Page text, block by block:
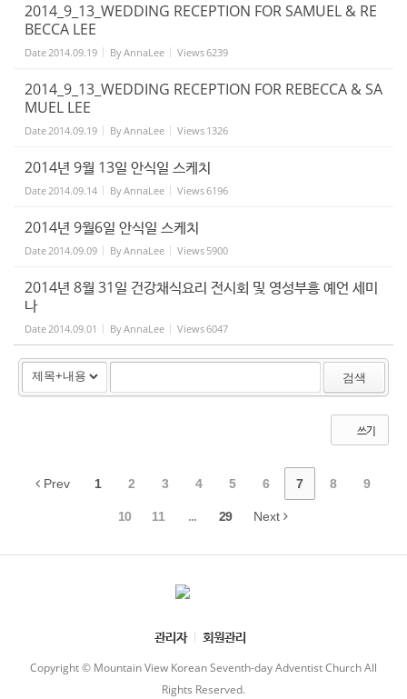
2014_9_13_WEDDING RECEPTION FOR SAMUEL & RE
BECCA LEE
Date2014.09.19 ByAnnaLee Views6239
2014_9_13_WEDDING RECEPTION FOR REBECCA & SA
MUEL LEE
Date2014.09.19 ByAnnaLee Views 1326
2014년 9월 13일 안식일 스케치
Date2014.09.14 ByAnnaLee Views6196
2014년 9월6일 안식일 스케치
Date2014.09.09 ByAnnaLee Views 5900
2014년 8월 31일 건강채식요리 전시회 및 영성부흥 예언 세미
나
Date2014.09.01 ByAnnaLee Views6047
검색
쓰기
Prev 1 2 3 4 5 6 7 8 9
10 11 ... 29 Next
관리자 회원관리
Copyright © Mountain View Korean Seventh-day Adventist Church All
Rights Reserved.